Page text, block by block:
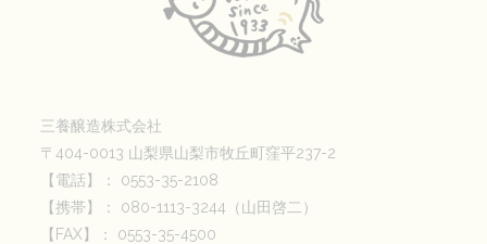
三養醸造株式会社
〒404-0013 山梨県山梨市牧丘町窪平237-2
【電話】： 0553-35-2108
【携帯】： 080-1113-3244（山田啓二）
【FAX】： 0553-35-4500